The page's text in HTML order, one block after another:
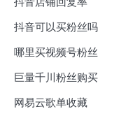
抖音可以买粉丝吗
哪里买视频号粉丝
巨量千川粉丝购买
网易云歌单收藏